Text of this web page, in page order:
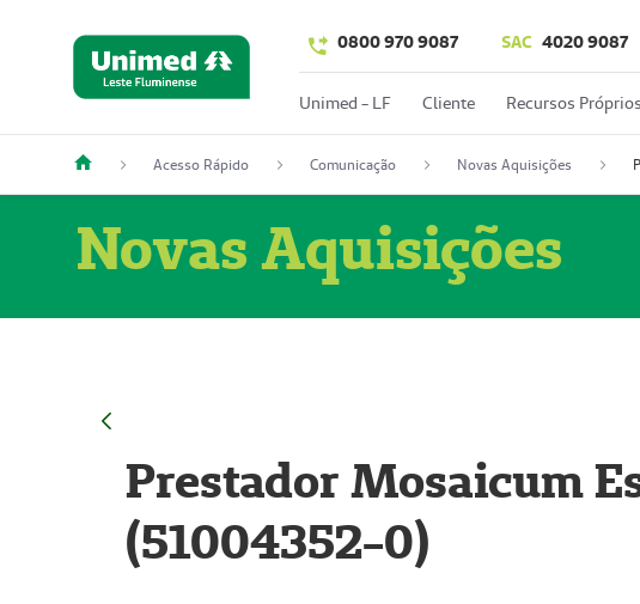
0800 970 9087 SAC 4020 9087
Unimed - LF Cliente Recursos Próprios
Acesso Rápido Comunicação Novas Aquisições
Novas Aquisições
Prestador Mosaicum
(51004352-0)